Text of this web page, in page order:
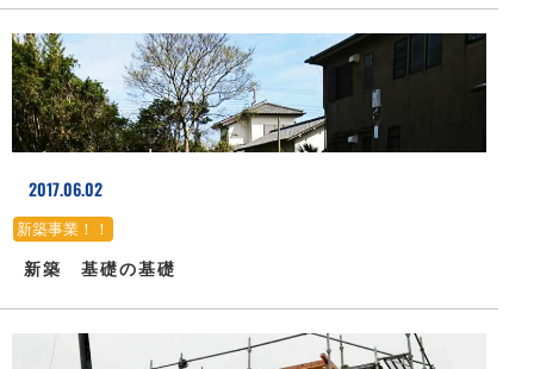
2017.06.02
新築事業！！
新築 基礎の基礎